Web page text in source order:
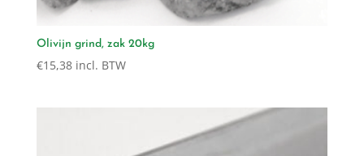
Olivijn grind, zak 20kg
€15,38 incl. BTW